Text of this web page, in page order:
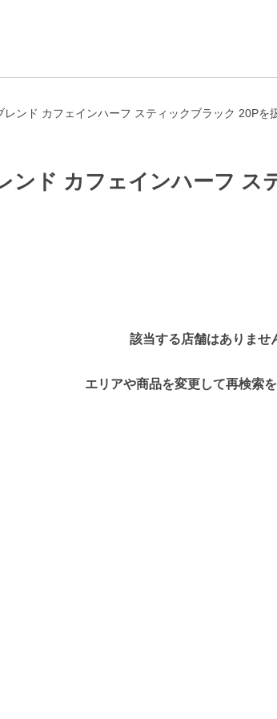
ンド カフェインハーフ スティックブラック 20Pを
ンド カフェインハーフ ス
該当する店舗はありませ
エリアや商品を変更して再検索